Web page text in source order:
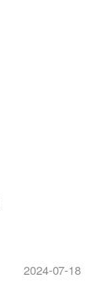
2024-07-18